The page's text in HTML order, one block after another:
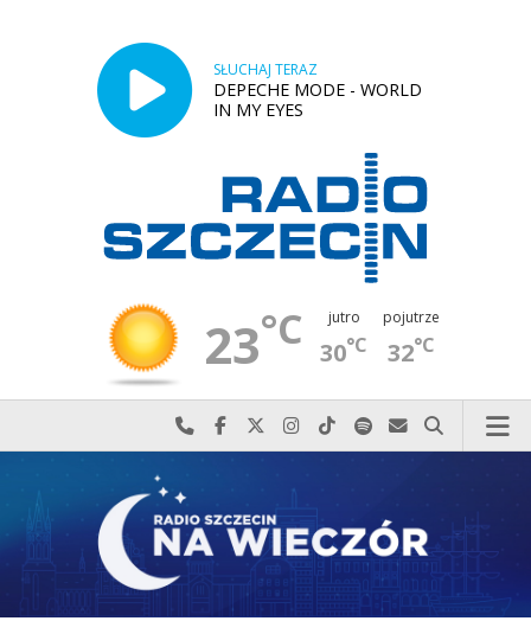
SŁUCHAJ TERAZ
DEPECHE MODE - WORLD
IN MY EYES
23°C jutro
30°C
pojutrze
32°C
Najlepiej po prostu do nas zadzwoń
Odwiedź nas na Facebook-u
Odwiedź nas na X
Odwiedź nas na Instagram-ie
Odwiedź nas na TikTok-u
Szukaj nas na Spotify
Wyślij do nas
Szukaj